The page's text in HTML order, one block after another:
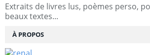
Extraits de livres lus, poèmes perso,
beaux textes...
À PROPOS